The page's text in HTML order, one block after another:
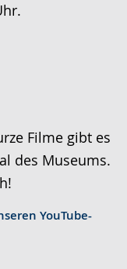
Filme gibt es
des Museums.
YouTube-